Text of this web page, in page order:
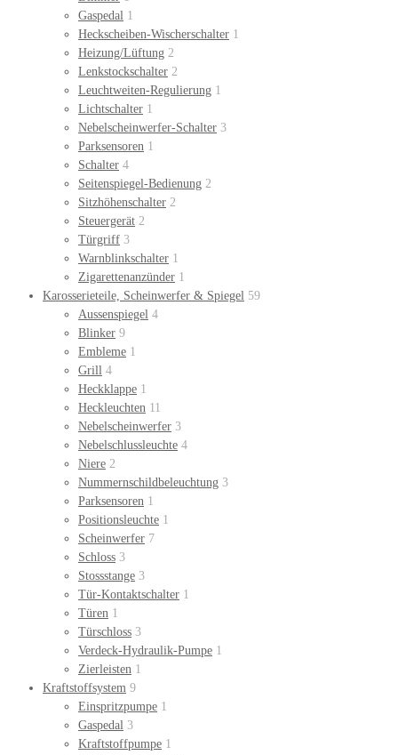
Gaspedal 1
Heckscheiben-Wischerschalter 1
Heizung/Lüftung 2
Lenkstockschalter 2
Leuchtweiten-Regulierung 1
Lichtschalter 1
Nebelscheinwerfer-Schalter 3
Parksensoren 1
Schalter 4
Seitenspiegel-Bedienung 2
Sitzhöhenschalter 2
Steuergerät 2
Türgriff 3
Warnblinkschalter 1
Zigarettenanzünder 1
Karosserieteile, Scheinwerfer & Spiegel 59
Aussenspiegel 4
Blinker 9
Embleme 1
Grill 4
Heckklappe 1
Heckleuchten 11
Nebelscheinwerfer 3
Nebelschlussleuchte 4
Niere 2
Nummernschildbeleuchtung 3
Parksensoren 1
Positionsleuchte 1
Scheinwerfer 7
Schloss 3
Stossstange 3
Tür-Kontaktschalter 1
Türen 1
Türschloss 3
Verdeck-Hydraulik-Pumpe 1
Zierleisten 1
Kraftstoffsystem 9
Einspritzpumpe 1
Gaspedal 3
Kraftstoffpumpe 1